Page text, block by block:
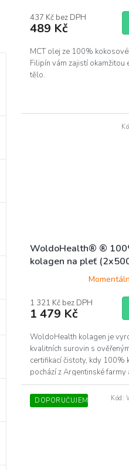
437 Kč bez DPH
489 Kč
MCT olej ze 100%
Filipín vám zajistí okamžitou
tělo.
WoldoHealth® ®
kolagen na pleť
1 321 Kč bez DPH
1 479 Kč
WoldoHealth kolagen je
kvalitních surovin s
certifikací čistoty, kdy 100%
pochází z Argentinské farmy
certifikaci...
DOPORUČUJEME Kód: